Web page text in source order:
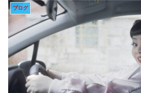
ブログ